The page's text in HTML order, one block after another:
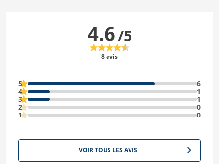
4.6/5
8 avis
5
6
4
1
3
1
2
0
1
0
VOIR TOUS LES AVIS